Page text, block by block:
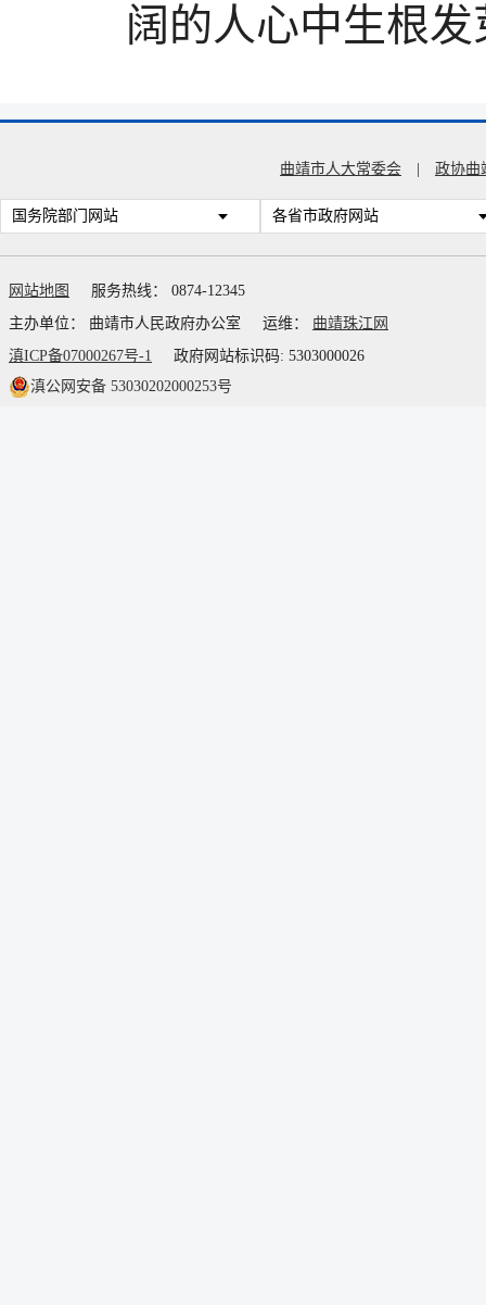
阔的人心中生根发
曲靖市人大常委会 政协曲
国务院部门网站 各省市政府网站
网站地图
服务热线： 0874-12345
主办单位： 曲靖市人民政府办公室
运维： 曲靖珠江网
滇ICP备07000267号-1
政府网站标识码: 5303000026
滇公网安备 53030202000253号